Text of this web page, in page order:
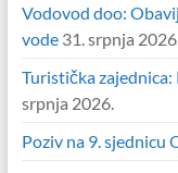
Vodovod doo:
vode 31. srpnja 2026.
Turistička
srpnja 2026.
Poziv na 9. sjednicu